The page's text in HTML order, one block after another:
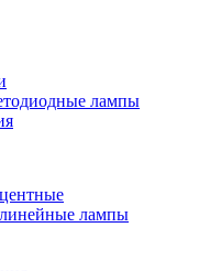
лампы
лампы